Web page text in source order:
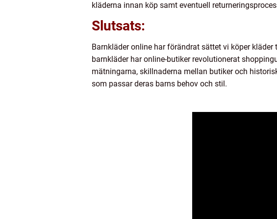
kläderna innan köp samt eventuell
Slutsats:
Barnkläder online har förändrat sättet vi köper
barnkläder har online-butiker revolutionerat
mätningarna, skillnaderna mellan butiker och
som passar deras barns behov och stil.